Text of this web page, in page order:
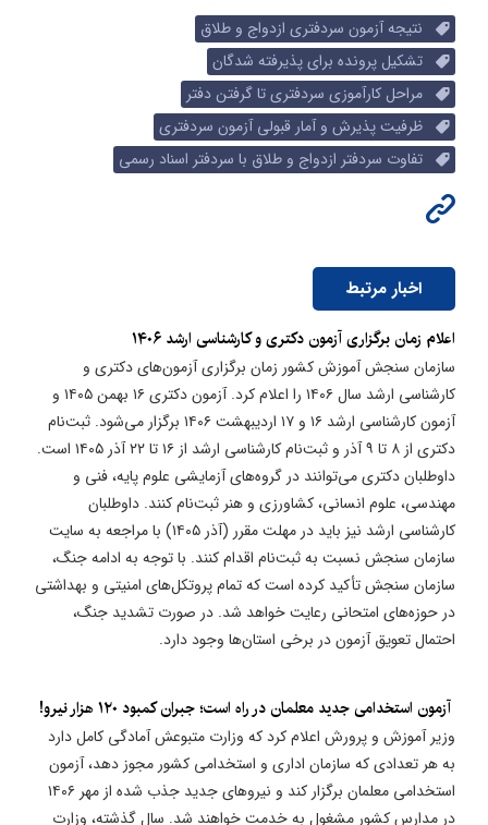
نتیجه آزمون سردفتری ازدواج و طلاق
تشکیل پرونده برای پذیرفته شدگان
مراحل کارآموزی سردفتری تا گرفتن دفتر
ظرفیت پذیرش و آمار قبولی آزمون سردفتری
تفاوت سردفتر ازدواج و طلاق با سردفتر اسناد رسمی
اخبار مرتبط
اعلام زمان برگزاری آزمون دکتری و کارشناسی ارشد ۱۴۰۶
سازمان سنجش آموزش کشور زمان برگزاری آزمون‌های دکتری و
کارشناسی ارشد سال ۱۴۰۶ را اعلام کرد. آزمون دکتری ۱۶ بهمن ۱۴۰۵ و
آزمون کارشناسی ارشد ۱۶ و ۱۷ اردیبهشت ۱۴۰۶ برگزار می‌شود. ثبت‌نام
دکتری از ۸ تا ۹ آذر و ثبت‌نام کارشناسی ارشد از ۱۶ تا ۲۲ آذر ۱۴۰۵ است.
داوطلبان دکتری می‌توانند در گروه‌های آزمایشی علوم پایه، فنی و
مهندسی، علوم انسانی، کشاورزی و هنر ثبت‌نام کنند. داوطلبان
کارشناسی ارشد نیز باید در مهلت مقرر (آذر ۱۴۰۵) با مراجعه به سایت
سازمان سنجش نسبت به ثبت‌نام اقدام کنند. با توجه به ادامه جنگ،
سازمان سنجش تأکید کرده است که تمام پروتکل‌های امنیتی و بهداشتی
در حوزه‌های امتحانی رعایت خواهد شد. در صورت تشدید جنگ،
احتمال تعویق آزمون در برخی استان‌ها وجود دارد.
​ آزمون استخدامی جدید معلمان در راه است؛ جبران کمبود ۱۲۰ هزار نیرو!
وزیر آموزش و پرورش اعلام کرد که وزارت متبوعش آمادگی کامل دارد
به هر تعدادی که سازمان اداری و استخدامی کشور مجوز دهد، آزمون
استخدامی معلمان برگزار کند و نیروهای جدید جذب شده از مهر ۱۴۰۶
در مدارس کشور مشغول به خدمت خواهند شد. سال گذشته، وزارت